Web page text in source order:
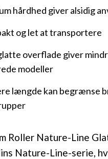
Roller Nature-Line
Nature-Line-serie,
hårdhed giver alsidig
og let at transportere
overflade giver
modeller
længde kan begrænse